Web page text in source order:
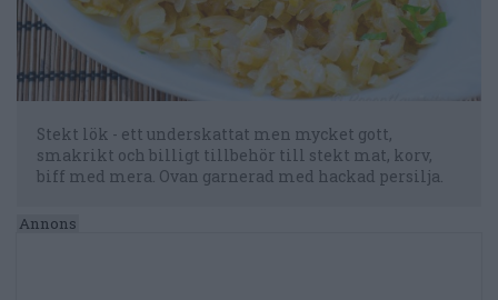
Stekt lök - ett underskattat men mycket gott,
smakrikt och billigt tillbehör till stekt mat, korv,
biff med mera. Ovan garnerad med hackad persilja.